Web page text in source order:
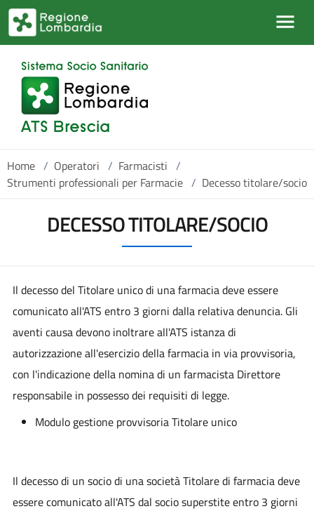
Salta al contenuto principale
Home / Operatori / Farmacisti /
Strumenti professionali per Farmacie / Decesso titolare/socio
DECESSO TITOLARE/SOCIO
Il decesso del Titolare unico di una farmacia deve essere
comunicato all'ATS entro 3 giorni dalla relativa denuncia. Gli
aventi causa devono inoltrare all'ATS istanza di
autorizzazione all'esercizio della farmacia in via provvisoria,
con l'indicazione della nomina di un farmacista Direttore
responsabile in possesso dei requisiti di legge.
Modulo gestione provvisoria Titolare unico
Il decesso di un socio di una società Titolare di farmacia deve
essere comunicato all'ATS dal socio superstite entro 3 giorni